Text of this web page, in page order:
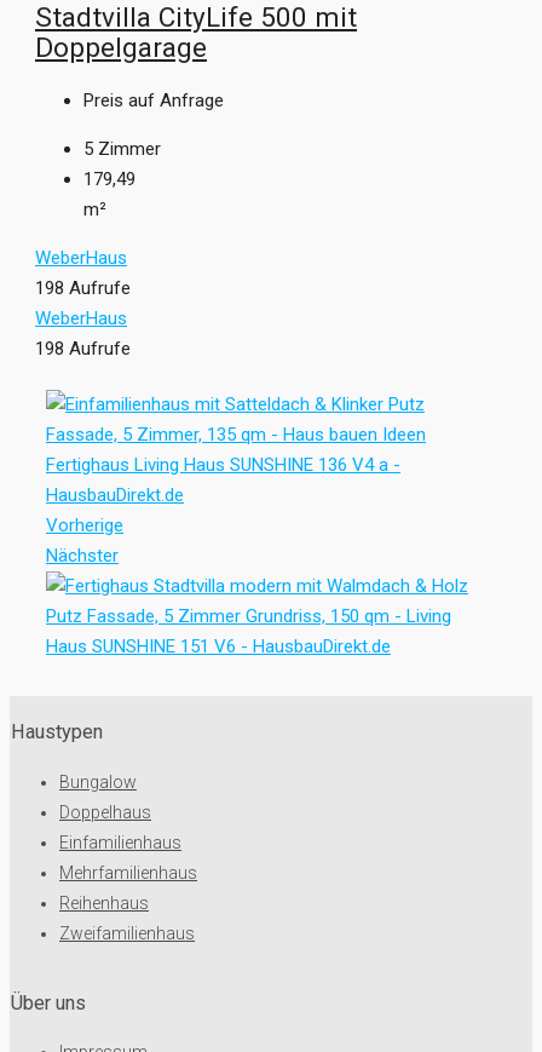
Stadtvilla CityLife 500 mit
Doppelgarage
Preis auf Anfrage
5 Zimmer
179,49
m²
WeberHaus
198 Aufrufe
WeberHaus
198 Aufrufe
Vorherige
Nächster
Haustypen
Bungalow
Doppelhaus
Einfamilienhaus
Mehrfamilienhaus
Reihenhaus
Zweifamilienhaus
Über uns